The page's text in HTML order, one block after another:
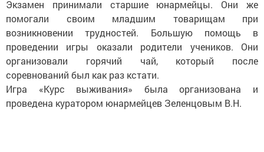
Экзамен принимали старшие юнармейцы. Они же
помогали своим младшим товарищам при
возникновении трудностей. Большую помощь в
проведении игры оказали родители учеников. Они
организовали горячий чай, который после
соревнований был как раз кстати.
Игра «Курс выживания» была организована и
проведена куратором юнармейцев Зеленцовым В.Н.